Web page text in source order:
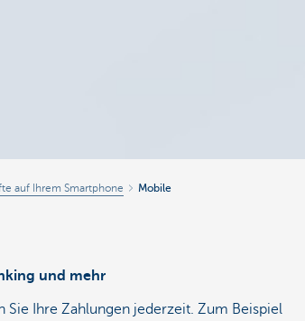
auf Ihrem Smartphone Mobile
und mehr
Sie Ihre Zahlungen jederzeit. Zum Beispiel